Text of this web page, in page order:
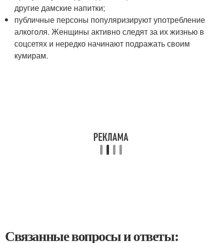
другие дамские напитки;
публичные персоны популяризируют употребление
алкоголя. Женщины активно следят за их жизнью в
соцсетях и нередко начинают подражать своим
кумирам.
Связанные вопросы и ответы: